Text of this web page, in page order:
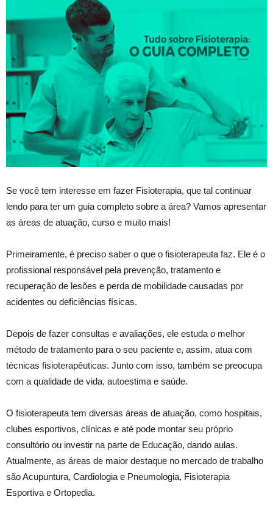
Se você tem interesse em fazer Fisioterapia, que tal continuar
lendo para ter um guia completo sobre a área? Vamos apresentar
as áreas de atuação, curso e muito mais!
Primeiramente, é preciso saber o que o fisioterapeuta faz. Ele é o
profissional responsável pela prevenção, tratamento e
recuperação de lesões e perda de mobilidade causadas por
acidentes ou deficiências físicas.
Depois de fazer consultas e avaliações, ele estuda o melhor
método de tratamento para o seu paciente e, assim, atua com
técnicas fisioterapêuticas. Junto com isso, também se preocupa
com a qualidade de vida, autoestima e saúde.
O fisioterapeuta tem diversas áreas de atuação, como hospitais,
clubes esportivos, clínicas e até pode montar seu próprio
consultório ou investir na parte de Educação, dando aulas.
Atualmente, as áreas de maior destaque no mercado de trabalho
são Acupuntura, Cardiologia e Pneumologia, Fisioterapia
Esportiva e Ortopedia.